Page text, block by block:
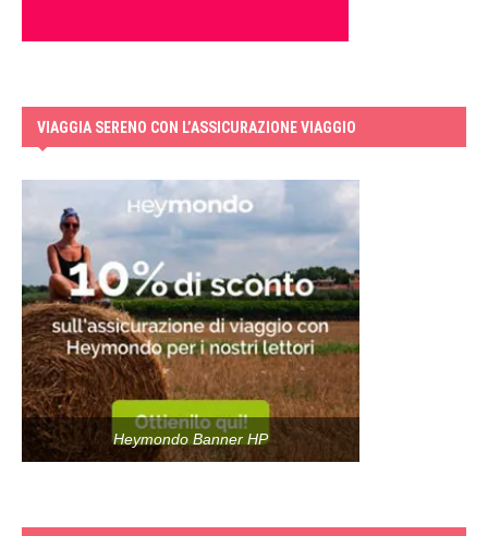
VIAGGIA SERENO CON L’ASSICURAZIONE VIAGGIO
Heymondo Banner HP